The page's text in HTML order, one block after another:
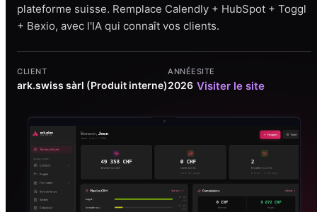
plateforme suisse. Remplace Calendly + HubSpot + Toggl
+ Bexio, avec l'IA qui connaît vos clients.
CLIENT
ark.swiss sàrl (Produit interne)
ANNÉE
2026
SITE
Visiter le site